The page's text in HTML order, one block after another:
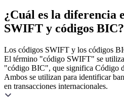
¿Cuál es la diferencia
SWIFT y códigos BIC?
Los códigos SWIFT y los códigos
El término "código SWIFT" se
"código BIC", que significa Código
Ambos se utilizan para identificar
en transacciones internacionales.